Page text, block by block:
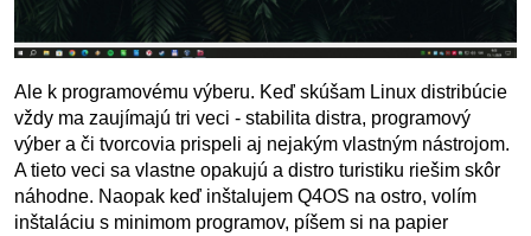
Ale k programovému výberu. Keď skúšam Linux distribúcie
vždy ma zaujímajú tri veci - stabilita distra, programový
výber a či tvorcovia prispeli aj nejakým vlastným nástrojom.
A tieto veci sa vlastne opakujú a distro turistiku riešim skôr
náhodne. Naopak keď inštalujem Q4OS na ostro, volím
inštaláciu s minimom programov, píšem si na papier